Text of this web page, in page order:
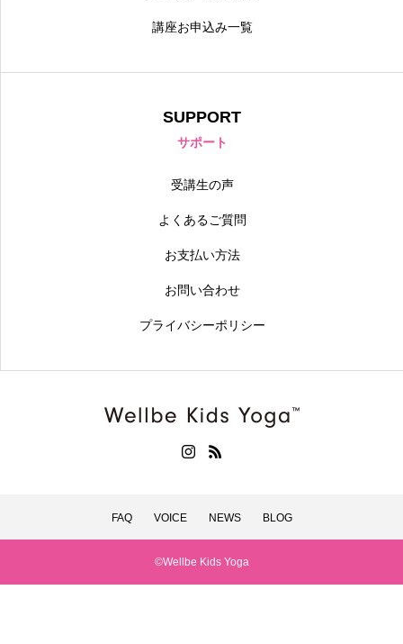
講座お申込み一覧
SUPPORT
サポート
受講生の声
よくあるご質問
お支払い方法
お問い合わせ
プライバシーポリシー
FAQ VOICE NEWS BLOG
©Wellbe Kids Yoga